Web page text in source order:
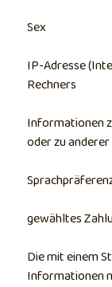
Sex
IP-Adresse
Rechners
Informationen
oder zu
gewähltes
Die mit einem
Informationen